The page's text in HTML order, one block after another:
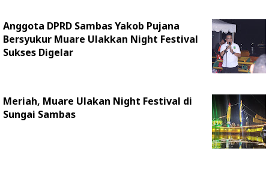
Anggota DPRD Sambas Yakob Pujana
Bersyukur Muare Ulakkan Night Festival
Sukses Digelar
Meriah, Muare Ulakan Night Festival di
Sungai Sambas